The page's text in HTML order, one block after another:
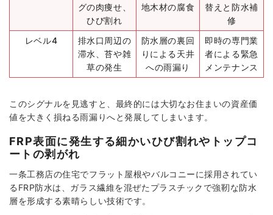
グの肉痩せ、
ひび割れ
地木材の腐食
替えと防水補
修
レベル4
排水口周辺の
滞水、苔や雑
草の発生
防水層の裏回
りによる天井
への雨漏り
即時の専門業
者による緊急
メンテナンス
このシグナルを見逃すと、最終的には大切なお住まいの資産価
値を大きく損ねる雨漏りへと発展してしまいます。
FRP表面に発生する細かいひび割れやトップコ
ートの剥がれ
一条工務店の住宅でフラット屋根やバルコニーに採用されてい
るFRP防水は、ガラス繊維を混ぜたプラスチックで強靭な防水
層を形成する素晴らしい技術です。